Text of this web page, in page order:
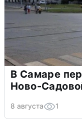
В Самаре
Ново-
8 августа 1